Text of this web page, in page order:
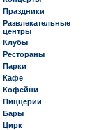
Праздники
Развлекательные
центры
Клубы
Рестораны
Парки
Кафе
Кофейни
Пиццерии
Бары
Цирк